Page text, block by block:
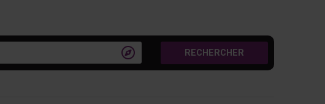
 RECHERCHER